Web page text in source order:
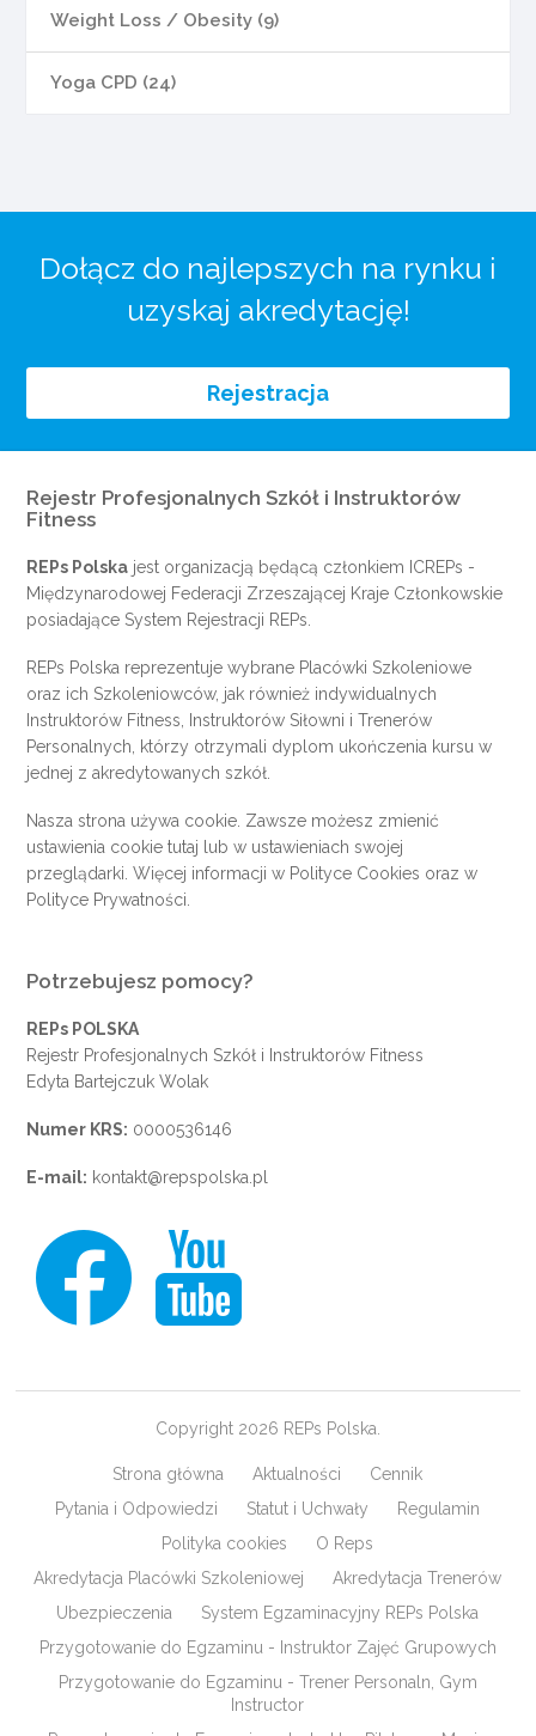
Weight Loss / Obesity (9)
Yoga CPD (24)
Dołącz do najlepszych na rynku i
uzyskaj akredytację!
Rejestracja
Rejestr Profesjonalnych Szkół i Instruktorów
Fitness
REPs Polska jest organizacją będącą członkiem ICREPs -
Międzynarodowej Federacji Zrzeszającej Kraje Członkowskie
posiadające System Rejestracji REPs.
REPs Polska reprezentuje wybrane Placówki Szkoleniowe
oraz ich Szkoleniowców, jak również indywidualnych
Instruktorów Fitness, Instruktorów Siłowni i Trenerów
Personalnych, którzy otrzymali dyplom ukończenia kursu w
jednej z akredytowanych szkół.
Nasza strona używa cookie. Zawsze możesz zmienić
ustawienia cookietutaj lub w ustawieniach swojej
przeglądarki. Więcej informacji w Polityce Cookies oraz w
Polityce Prywatności
Potrzebujesz pomocy?
REPs POLSKA
Rejestr Profesjonalnych Szkół i Instruktorów Fitness
Edyta Bartejczuk Wolak
Numer KRS: 0000536146
E-mail: kontakt@repspolska.pl
Copyright 2026 REPs Polska.
Strona główna Aktualności
Cennik
Pytania i Odpowiedzi
Statut i Uchwały
Regulamin
Polityka cookies
O Reps
Akredytacja Placówki Szkoleniowej
Akredytacja Trenerów
Ubezpieczenia
System Egzaminacyjny REPs Polska
Przygotowanie do Egzaminu - Instruktor Zajęć Grupowych
Przygotowanie do Egzaminu - Trener Personaln, Gym
Instructor